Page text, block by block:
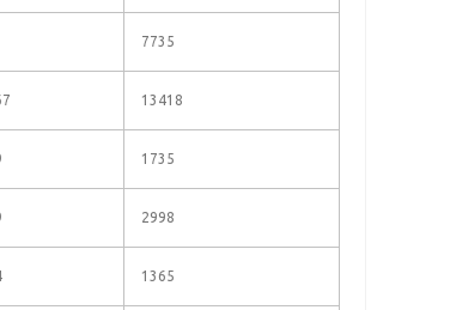
7735
13418
1735
2998
1365